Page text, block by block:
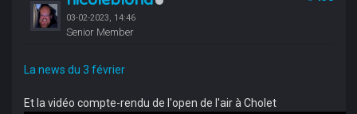
03-02-2023, 14:46
Senior Member
La news du 3 février
Et la vidéo compte-rendu de l'open de l'air à Cholet